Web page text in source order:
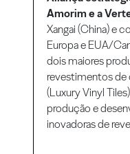
Amorim e a
Xangai (China) e
Europa e EUA/
dois maiores
revestimentos de
(Luxury Vinyl
produção e
inovadoras de